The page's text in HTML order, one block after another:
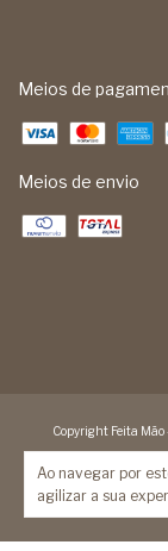
Ao navegar por
agilizar a sua
Meios de
Meios de envio
Copyright Feita